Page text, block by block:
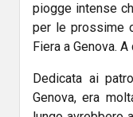
piogge intense
per le prossime
Fiera a Genova.
Dedicata ai
Genova, era